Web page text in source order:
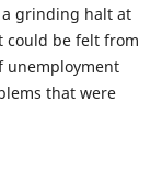
a grinding halt at
could be felt from
unemployment
that were